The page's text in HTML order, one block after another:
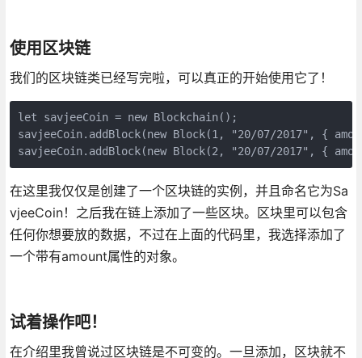
使用区块链
我们的区块链类已经写完啦，可以真正的开始使用它了！
let savjeeCoin = new Blockchain();
savjeeCoin.addBlock(new Block(1, "20/07/2017", {
在这里我仅仅是创建了一个区块链的实例，并且命名它为Sa
vjeeCoin！之后我在链上添加了一些区块。区块里可以包含
任何你想要放的数据，不过在上面的代码里，我选择添加了
一个带有amount属性的对象。
试着操作吧！
在介绍里我曾说过区块链是不可变的。一旦添加，区块就不